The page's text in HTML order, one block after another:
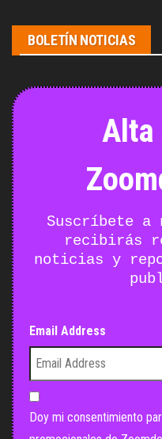
BOLETÍN NOTICIAS
Alta
Suscríbete a
recibirás
noticias y
Email Address
Doy mi consentimiento